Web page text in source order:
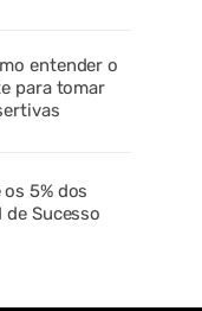
entender o
para tomar
5% dos
de Sucesso